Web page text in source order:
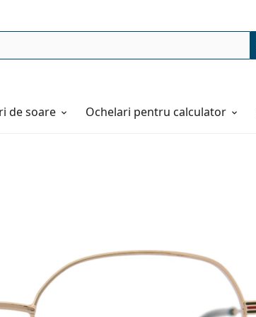
de soare Ochelari pentru calculator